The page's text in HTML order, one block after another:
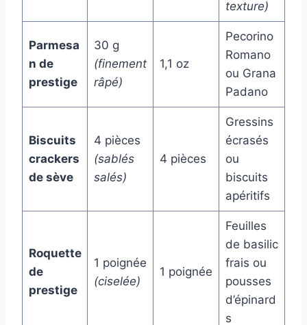
texture)
Parmesa
n de
prestige
30 g
(finement
râpé)
1,1 oz
Pecorino
Romano
ou Grana
Padano
Biscuits
crackers
de sève
4 pièces
(sablés
salés)
4 pièces
Gressins
écrasés
ou
biscuits
apéritifs
Roquette
de
prestige
1 poignée
(ciselée)
1 poignée
Feuilles
de basilic
frais ou
pousses
d’épinard
s